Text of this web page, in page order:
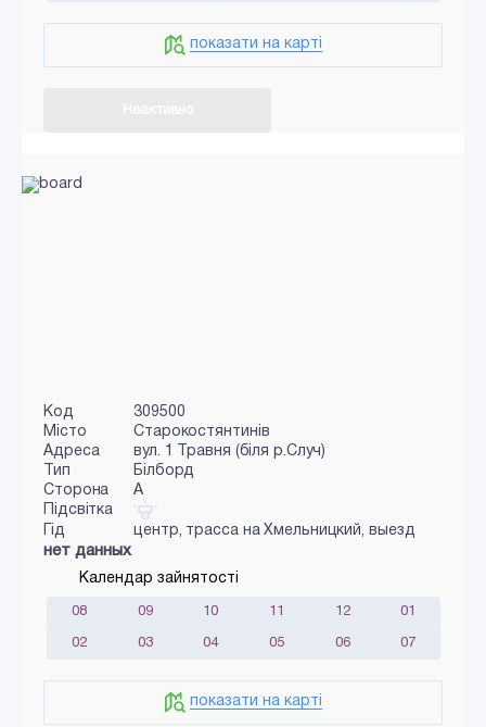
показати на карті
Код
309500
Місто
Старокостянтинів
Адреса
вул. 1 Травня (біля р.Случ)
Тип
Білборд
Сторона
A
Підсвітка
Гід
центр, трасса на Хмельницкий, выезд
нет данных
Календар зайнятості
08 09 10 11 12 01
02 03 04 05 06 07
показати на карті